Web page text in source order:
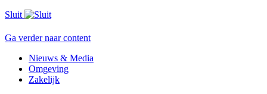
Sluit
Ga verder naar content
Nieuws & Media
Omgeving
Zakelijk